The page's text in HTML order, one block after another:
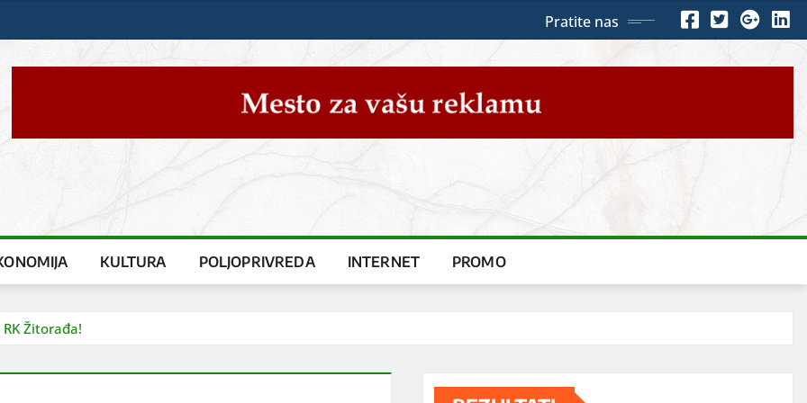
Pratite nas
KULTURA POLJOPRIVREDA INTERNET PROMO
Žitorađa!